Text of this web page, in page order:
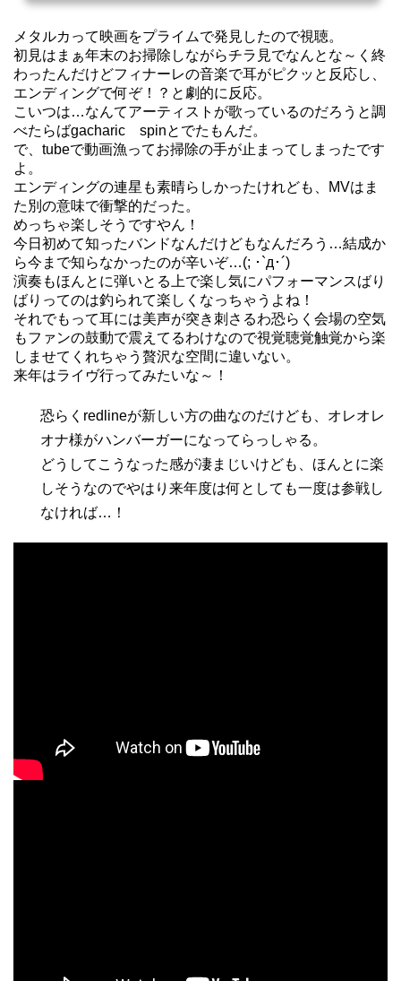
メタルカって映画をプライムで発見したので視聴。
初見はまぁ年末のお掃除しながらチラ見でなんとな～く終
わったんだけどフィナーレの音楽で耳がピクッと反応し、
エンディングで何ぞ！？と劇的に反応。
こいつは…なんてアーティストが歌っているのだろうと調
べたらばgacharic spinとでたもんだ。
で、tubeで動画漁ってお掃除の手が止まってしまったです
よ。
エンディングの連星も素晴らしかったけれども、MVはま
た別の意味で衝撃的だった。
めっちゃ楽しそうですやん！
今日初めて知ったバンドなんだけどもなんだろう…結成か
ら今まで知らなかったのが辛いぞ…(; ･`д･´)
演奏もほんとに弾いとる上で楽し気にパフォーマンスばり
ばりってのは釣られて楽しくなっちゃうよね！
それでもって耳には美声が突き刺さるわ恐らく会場の空気
もファンの鼓動で震えてるわけなので視覚聴覚触覚から楽
しませてくれちゃう贅沢な空間に違いない。
来年はライヴ行ってみたいな～！
恐らくredlineが新しい方の曲なのだけども、オレオレ
オナ様がハンバーガーになってらっしゃる。
どうしてこうなった感が凄まじいけども、ほんとに楽
しそうなのでやはり来年度は何としても一度は参戦し
なければ…！